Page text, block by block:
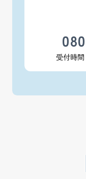
受付時間